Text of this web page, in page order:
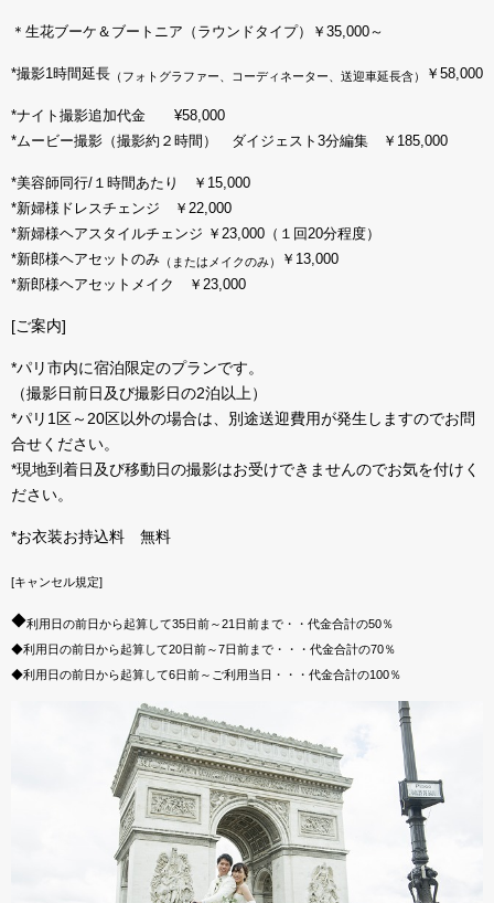
＊生花ブーケ＆ブートニア（ラウンドタイプ）￥35,000～
*撮影1時間延長 （フォトグラファー、コーディネーター、送迎車延長含） ￥58,000
*ナイト撮影追加代金 ¥58,000
*ムービー撮影（撮影約２時間） ダイジェスト3分編集 ￥185,000
*美容師同行/１時間あたり ￥15,000
*新婦様ドレスチェンジ ￥22,000
*新婦様ヘアスタイルチェンジ ￥23,000（１回20分程度）
*新郎様ヘアセットのみ （またはメイクのみ）
￥13,000
*新郎様ヘアセットメイク ￥23,000
[ご案内]
*パリ市内に宿泊限定のプランです。
（撮影日前日及び撮影日の2泊以上）
*パリ1区～20区以外の場合は、別途送迎費用が発生しますのでお問
合せください。
*現地到着日及び移動日の撮影はお受けできませんのでお気を付けく
ださい。
*お衣装お持込料 無料
[キャンセル規定]
◆利用日の前日から起算して35日前～21日前まで・・代金合計の50％
◆利用日の前日から起算して20日前～7日前まで・・・代金合計の70％
◆利用日の前日から起算して6日前～ご利用当日・・・代金合計の100％